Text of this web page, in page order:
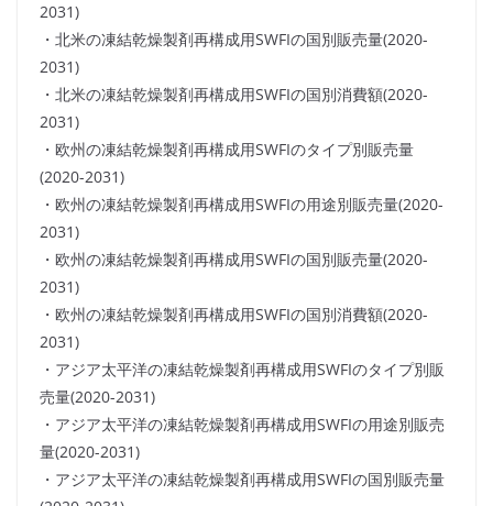
2031)
・北米の凍結乾燥製剤再構成用SWFIの国別販売量(2020-
2031)
・北米の凍結乾燥製剤再構成用SWFIの国別消費額(2020-
2031)
・欧州の凍結乾燥製剤再構成用SWFIのタイプ別販売量
(2020-2031)
・欧州の凍結乾燥製剤再構成用SWFIの用途別販売量(2020-
2031)
・欧州の凍結乾燥製剤再構成用SWFIの国別販売量(2020-
2031)
・欧州の凍結乾燥製剤再構成用SWFIの国別消費額(2020-
2031)
・アジア太平洋の凍結乾燥製剤再構成用SWFIのタイプ別販
売量(2020-2031)
・アジア太平洋の凍結乾燥製剤再構成用SWFIの用途別販売
量(2020-2031)
・アジア太平洋の凍結乾燥製剤再構成用SWFIの国別販売量